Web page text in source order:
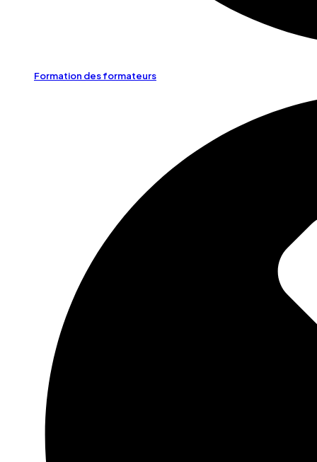
Formation des formateurs